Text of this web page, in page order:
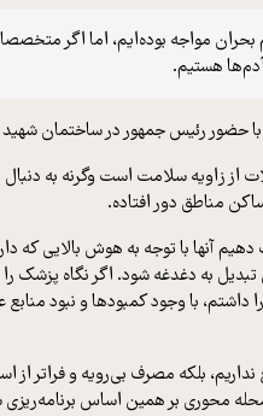
بحران مواجه بوده‌ایم، اما اگر
هستیم.
رئیس جمهور در ساختمان شهید
از زاویه سلامت است وگرنه به
مناطق دور افتاده.
آنها با توجه به هوش بالایی که
به دغدغه شود. اگر نگاه پزشک
با وجود کمبودها و نبود
بلکه مصرف بی‌رویه و فراتر
محله محوری بر همین اساس